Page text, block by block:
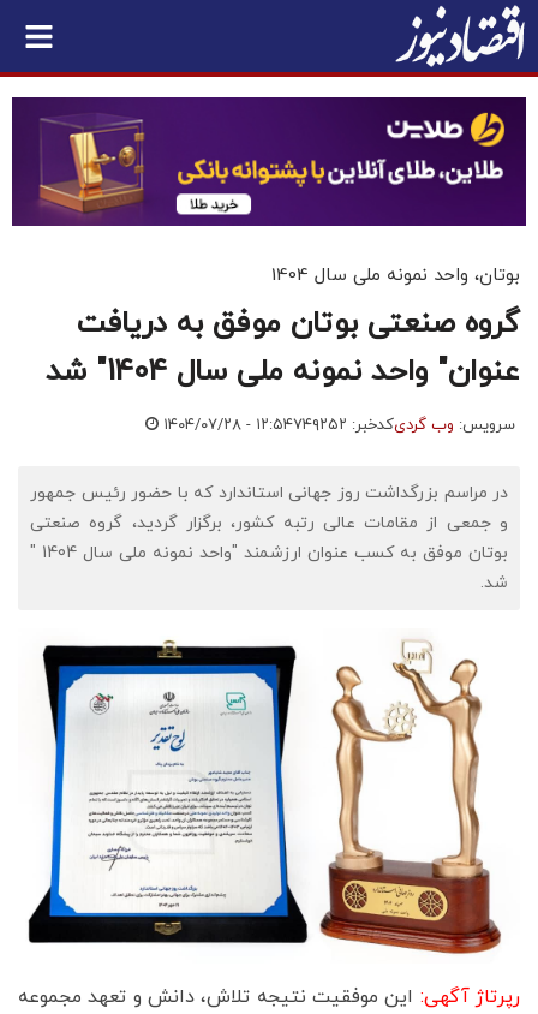
بوتان، واحد نمونه ملی سال 1404
گروه صنعتی بوتان موفق به دریافت
عنوان" واحد نمونه ملی سال 1404" شد
سرویس: وب گردیکدخبر: ۷۴۹۲۵۲ ۱۴۰۴/۰۷/۲۸ - ۱۲:۵۴
در مراسم بزرگداشت روز جهانی استاندارد که با حضور رئیس جمهور
و جمعی از مقامات عالی رتبه کشور، برگزار گردید، گروه صنعتی
بوتان موفق به کسب عنوان ارزشمند "واحد نمونه ملی سال 1404 "
شد.
رپرتاژ آگهی: این موفقیت نتیجه تلاش، دانش و تعهد مجموعه